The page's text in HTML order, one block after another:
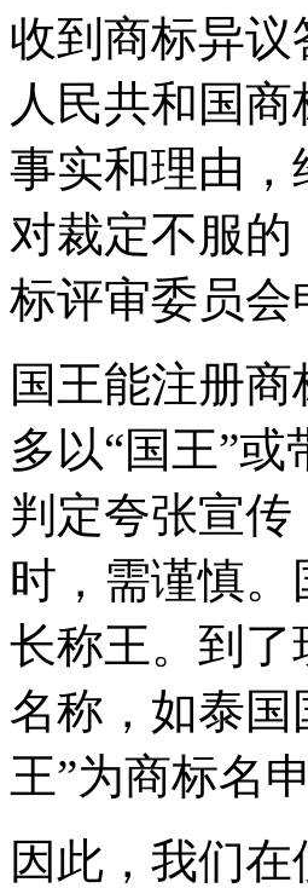
收到商标异
人民共和国
事实和理由
对裁定不服
标评审委员会
国王能注册
多以“国王”
判定夸张宣
时，需谨慎
长称王。到
名称，如泰国
王”为商标名
因此，我们